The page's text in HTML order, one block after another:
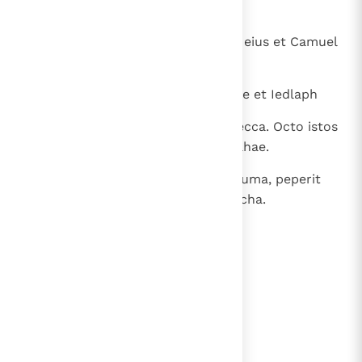
Us primogenitum et Buz fratrem eius et Camuel
et Cased et Azau, Pheldas quoque et Iedlaph
ac Bathuel, de quo nata est Rebecca. Octo istos
genuit Melcha Nachor fratri Abrahae.
Concubina vero illius, nomine Reuma, peperit
Tabee et Gaham et Tahas et Maacha.